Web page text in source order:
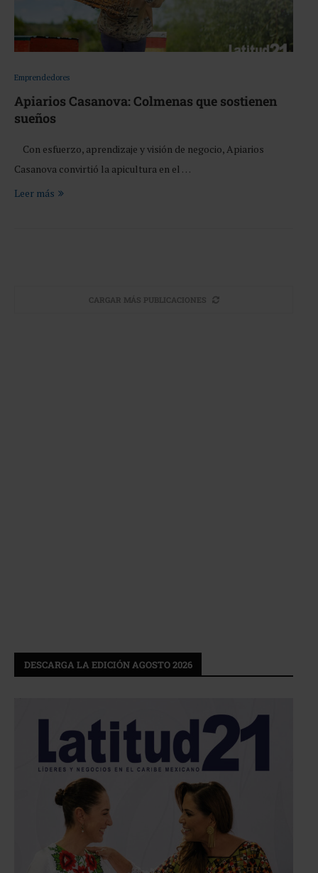
Emprendedores
Apiarios Casanova: Colmenas que sostienen
sueños
Con esfuerzo, aprendizaje y visión de negocio, Apiarios
Casanova convirtió la apicultura en el …
Leer más
CARGAR MÁS PUBLICACIONES
DESCARGA LA EDICIÓN AGOSTO 2026